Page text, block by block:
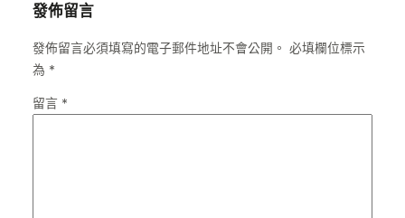
發佈留言
發佈留言必須填寫的電子郵件地址不會公開。 必填欄位標示
為 *
留言 *